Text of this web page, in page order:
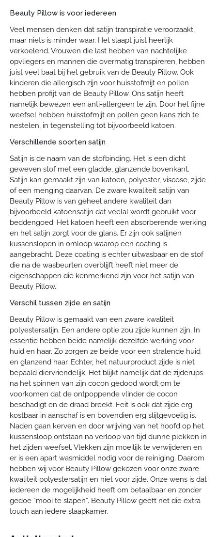
Beauty Pillow is voor iedereen
Veel mensen denken dat satijn transpiratie veroorzaakt,
maar niets is minder waar. Het slaapt juist heerlijk
verkoelend. Vrouwen die last hebben van nachtelijke
opvliegers en mannen die overmatig transpireren, hebben
juist veel baat bij het gebruik van de Beauty Pillow. Ook
kinderen die allergisch zijn voor huisstofmijt en pollen
hebben profijt van de Beauty Pillow. Ons satijn heeft
namelijk bewezen een anti-allergeen te zijn. Door het fijne
weefsel hebben huisstofmijt en pollen geen kans zich te
nestelen, in tegenstelling tot bijvoorbeeld katoen.
Verschillende soorten satijn
Satijn is de naam van de stofbinding. Het is een dicht
geweven stof met een gladde, glanzende bovenkant.
Satijn kan gemaakt zijn van katoen, polyester, viscose, zijde
of een menging daarvan. De zware kwaliteit satijn van
Beauty Pillow is van geheel andere kwaliteit dan
bijvoorbeeld katoensatijn dat veelal wordt gebruikt voor
beddengoed. Het katoen heeft een absorberende werking
en het satijn zorgt voor de glans. Er zijn ook satijnen
kussenslopen in omloop waarop een coating is
aangebracht. Deze coating is echter uitwasbaar en de stof
die na de wasbeurten overblijft heeft niet meer de
eigenschappen die kenmerkend zijn voor het satijn van
Beauty Pillow.
Verschil tussen zijde en satijn
Beauty Pillow is gemaakt van een zware kwaliteit
polyestersatijn. Een andere optie zou zijde kunnen zijn. In
essentie hebben beide namelijk dezelfde werking voor
huid en haar. Zo zorgen ze beide voor een stralende huid
en glanzend haar. Echter, het natuurproduct zijde is niet
bepaald diervriendelijk. Het blijkt namelijk dat de zijderups
na het spinnen van zijn cocon gedood wordt om te
voorkomen dat de ontpoppende vlinder de cocon
beschadigt en de draad breekt. Feit is ook dat zijde erg
kostbaar in aanschaf is en bovendien erg slijtgevoelig is.
Naden gaan kerven en door wrijving van het hoofd op het
kussensloop ontstaan na verloop van tijd dunne plekken in
het zijden weefsel. Vlekken zijn moeilijk te verwijderen en
er is een apart wasmiddel nodig voor de reiniging. Daarom
hebben wij voor Beauty Pillow gekozen voor onze zware
kwaliteit polyestersatijn en niet voor zijde. Onze wens is dat
iedereen de mogelijkheid heeft om betaalbaar en zonder
gedoe “mooi te slapen”. Beauty Pillow geeft net die extra
touch aan iedere slaapkamer.